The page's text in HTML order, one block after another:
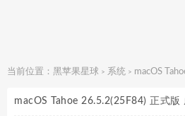
当前位置： 黑苹果星球 > 系统 > macOS Tahoe
macOS Tahoe 26.5.2(25F84) 正式版